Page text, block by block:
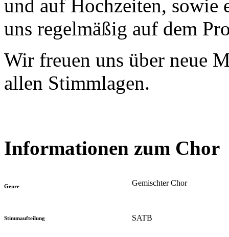
und auf Hochzeiten, sowie
uns regelmäßig auf dem
Wir freuen uns über neue
allen Stimmlagen.
Informationen zum Chor
Genre Gemischter Chor
Stimmaufteilung SATB